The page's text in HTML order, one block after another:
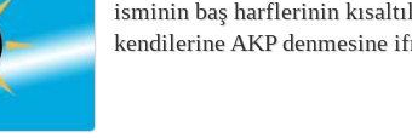
isminin baş harflerinin
kendilerine AKP denmesine